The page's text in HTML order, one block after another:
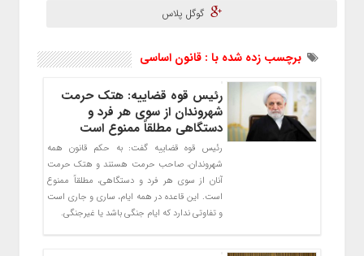
گوگل پلاس
برچسب زده شده با : قانون اساسی
رئیس قوه قضاییه: هتک حرمت
شهروندان از سوی هر فرد و
دستگاهی مطلقاً ممنوع است
رئیس قوه قضاییه گفت: به حکم قانون همه
شهروندان، صاحب حرمت هستند و هتک حرمت
آنان از سوی هر فرد و دستگاهی، مطلقاً ممنوع
است. این قاعده در همه ایام، ساری و جاری است
و تفاوتی ندارد که ایام جنگی باشد یا غیرجنگی.